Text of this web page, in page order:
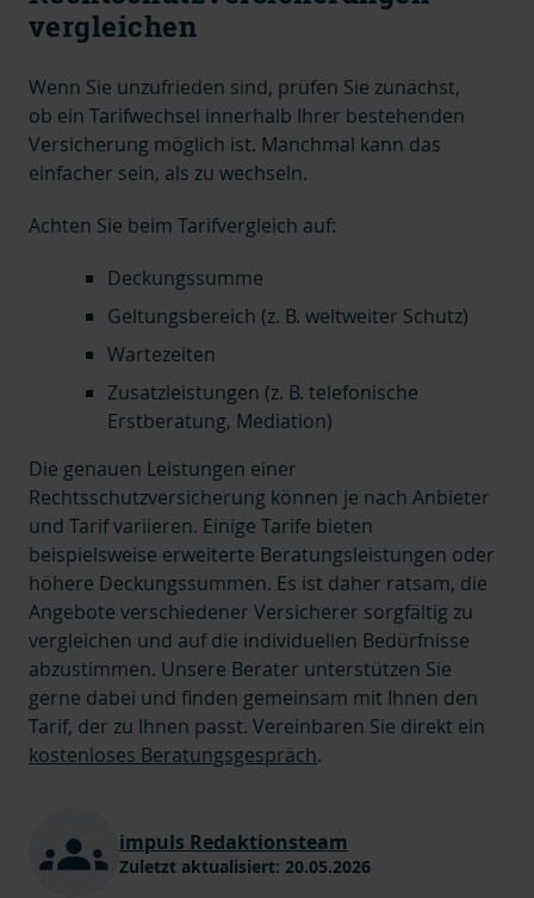
vergleichen
Wenn Sie unzufrieden sind, prüfen Sie zunächst,
ob ein Tarifwechsel innerhalb Ihrer bestehenden
Versicherung möglich ist. Manchmal kann das
einfacher sein, als zu wechseln.
Achten Sie beim Tarifvergleich auf:
Deckungssumme
Geltungsbereich (z. B. weltweiter Schutz)
Wartezeiten
Zusatzleistungen (z. B. telefonische
Erstberatung, Mediation)
Die genauen Leistungen einer
Rechtsschutzversicherung können je nach Anbieter
und Tarif variieren. Einige Tarife bieten
beispielsweise erweiterte Beratungsleistungen oder
höhere Deckungssummen. Es ist daher ratsam, die
Angebote verschiedener Versicherer sorgfältig zu
vergleichen und auf die individuellen Bedürfnisse
abzustimmen. Unsere Berater unterstützen Sie
gerne dabei und finden gemeinsam mit Ihnen den
Tarif, der zu Ihnen passt. Vereinbaren Sie direkt ein
kostenloses Beratungsgespräch.
impuls Redaktionsteam
Zuletzt aktualisiert: 20.05.2026